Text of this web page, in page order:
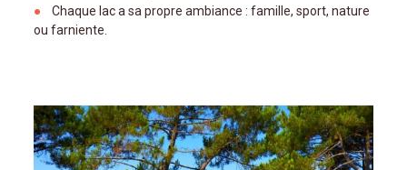
Chaque lac a sa propre ambiance : famille, sport, nature
ou farniente.